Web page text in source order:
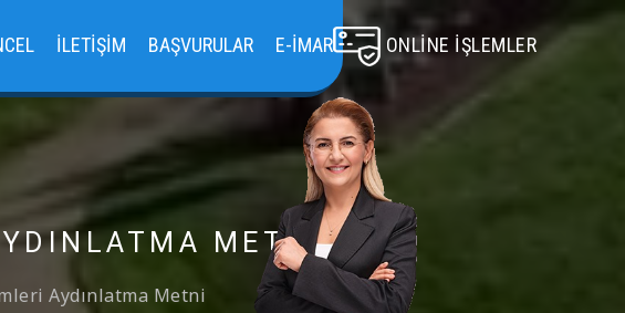
İLETIŞIM BAŞVURULAR E-İMAR ONLINE İŞLEMLER
METNI
Aydınlatma Metni